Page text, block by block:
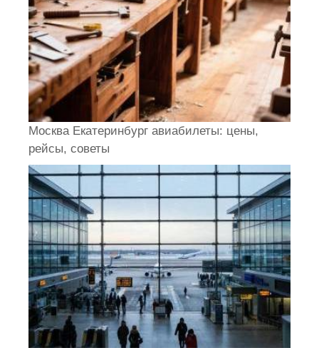
Москва Екатеринбург авиабилеты: цены,
рейсы, советы